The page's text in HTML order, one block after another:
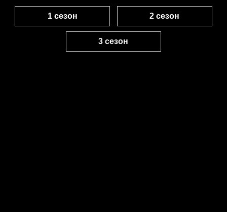
1 сезон 2 сезон
3 сезон